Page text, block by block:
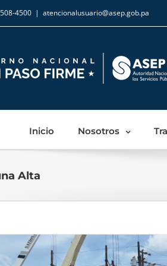
4500 | atencionalusuario@asep.gob.pa
Inicio Nosotros
Alta